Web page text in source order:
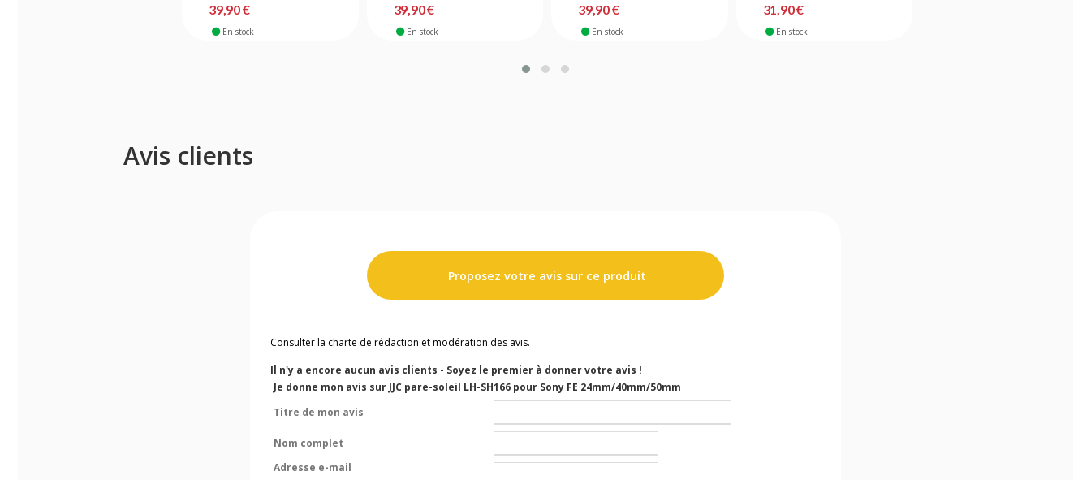
39,90 €
En stock
39,90 €
En stock
39,90 €
En stock
31,90 €
En stock
Avis clients
Proposez votre avis sur ce produit
Consulter la charte de rédaction et modération des avis.
Il n'y a encore aucun avis clients - Soyez le premier à donner votre avis !
Je donne mon avis sur JJC pare-soleil LH-SH166 pour Sony FE 24mm/40mm/50mm
Titre de mon avis
Nom complet
Adresse e-mail